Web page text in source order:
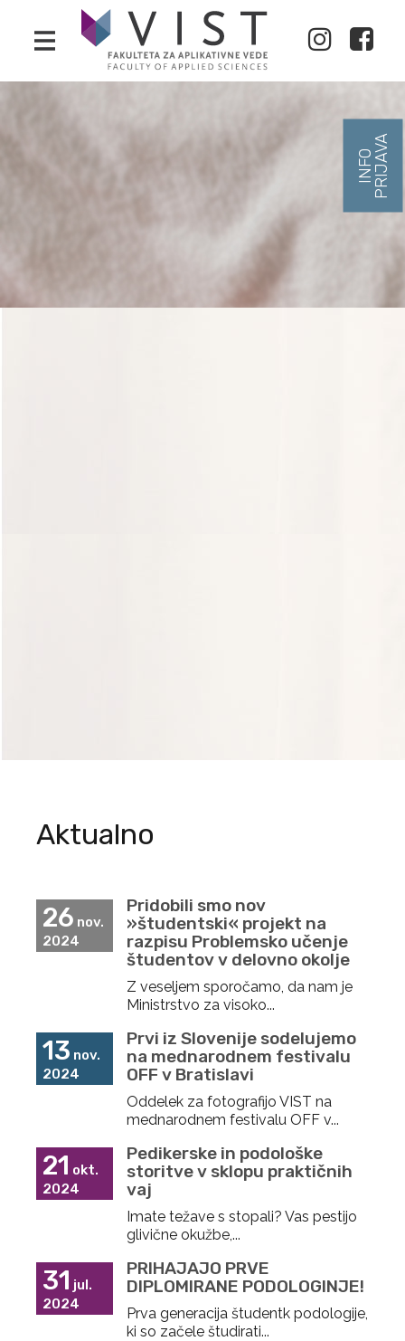
Aktualno
26 nov.
2024
Pridobili smo nov
»študentski« projekt na
razpisu Problemsko učenje
študentov v delovno okolje
Z veseljem sporočamo, da nam je
Ministrstvo za visoko...
13 nov.
2024
Prvi iz Slovenije sodelujemo
na mednarodnem festivalu
OFF v Bratislavi
Oddelek za fotografijo VIST na
mednarodnem festivalu OFF v...
21 okt.
2024
Pedikerske in podološke
storitve v sklopu praktičnih
vaj
Imate težave s stopali? Vas pestijo
glivične okužbe,...
31 jul.
2024
PRIHAJAJO PRVE
DIPLOMIRANE PODOLOGINJE!
Prva generacija študentk podologije,
ki so začele študirati...